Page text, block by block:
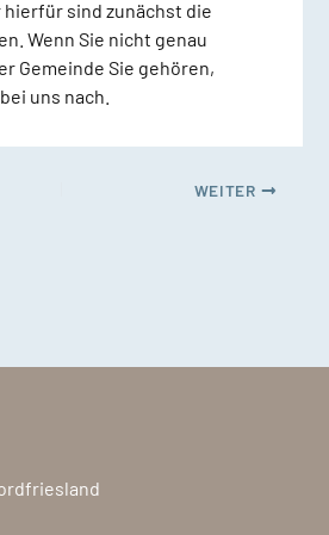
sind zunächst die
Wenn Sie nicht genau
Gemeinde Sie gehören,
uns nach.
WEITER